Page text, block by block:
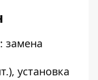
: замена
установка